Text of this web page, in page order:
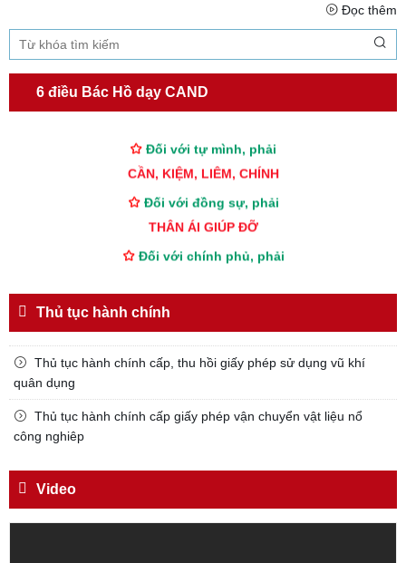
Đọc thêm
6 điều Bác Hồ dạy CAND
TƯ CÁCH
NGƯỜI CÔNG AN CÁCH MỆNH LÀ:
Đối với tự mình, phải
CẦN, KIỆM, LIÊM, CHÍNH
Đối với đồng sự, phải
THÂN ÁI GIÚP ĐỠ
Đối với chính phủ, phải
Đối với nhân dân, phải
Đối với công việc, phải
Đối với địch, phải
Thủ tục hành chính
Thủ tục hành chính cấp, thu hồi giấy phép sử dụng vũ khí
quân dụng
Thủ tục hành chính cấp giấy phép vận chuyển vật liệu nổ
công nghiêp
Video